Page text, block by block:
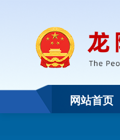
网站首页